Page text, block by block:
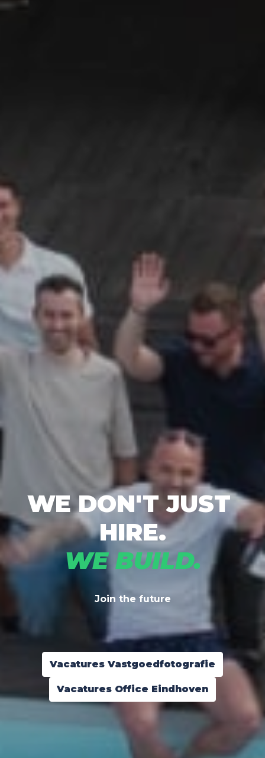
WE DON'T JUST
HIRE.
WE BUILD.
Join the future
Vacatures Vastgoedfotografie
Vacatures Office Eindhoven